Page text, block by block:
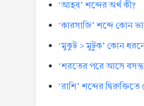
‘আহব’ শব্দের অর্থ কী?
‘কারসাজি’ শব্দে কোন
‘মুকুট > মুটুক’ কোন
‘শরতের পরে আসে
‘রাশি’ শব্দের